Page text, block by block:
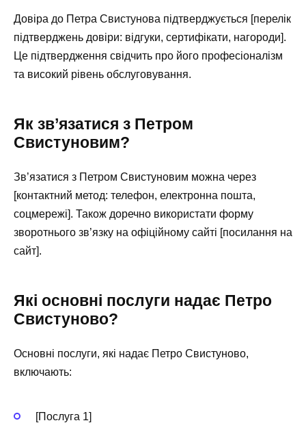
Довіра до Петра Свистунова підтверджується [перелік
підтверджень довіри: відгуки, сертифікати, нагороди].
Це підтвердження свідчить про його професіоналізм
та високий рівень обслуговування.
Як зв’язатися з Петром
Свистуновим?
Зв’язатися з Петром Свистуновим можна через
[контактний метод: телефон, електронна пошта,
соцмережі]. Також доречно використати форму
зворотнього зв’язку на офіційному сайті [посилання на
сайт].
Які основні послуги надає Петро
Свистуново?
Основні послуги, які надає Петро Свистуново,
включають:
[Послуга 1]